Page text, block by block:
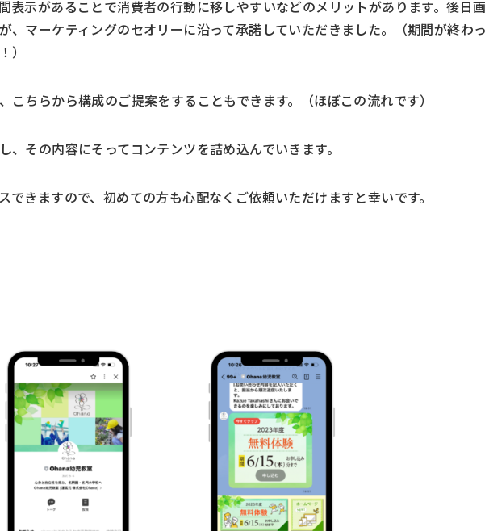
表示があることで消費者の行動に移しやすいなどのメリットがあります。後日
、マーケティングのセオリーに沿って承諾していただきました。（期間が終わ
）
こちらから構成のご提案をすることもできます。（ほぼこの流れです）
、その内容にそってコンテンツを詰め込んでいきます。
できますので、初めての方も心配なくご依頼いただけますと幸いです。